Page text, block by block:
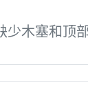
木塞和顶部